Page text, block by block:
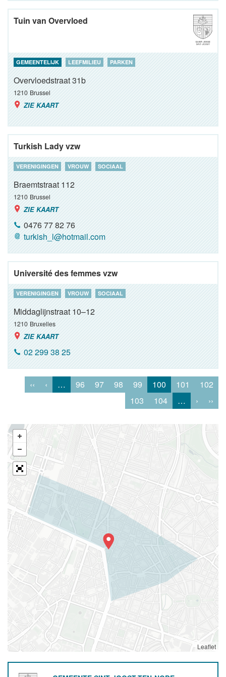
Tuin van Overvloed
GEMEENTELIJK LEEFMILIEU PARKEN
Overvloedstraat 31b
1210 Brussel
ZIE KAART
Turkish Lady vzw
VERENIGINGEN VROUW SOCIAAL
Braemtstraat 112
1210 Brussel
ZIE KAART
0476 77 82 76
turkish_l@hotmail.com
Université des femmes vzw
VERENIGINGEN VROUW SOCIAAL
Middaglijnstraat 10–12
1210 Bruxelles
ZIE KAART
02 299 38 25
‹‹ ‹ … 96 97 98 99 100 101
102
103
104 … › ››
Leaflet